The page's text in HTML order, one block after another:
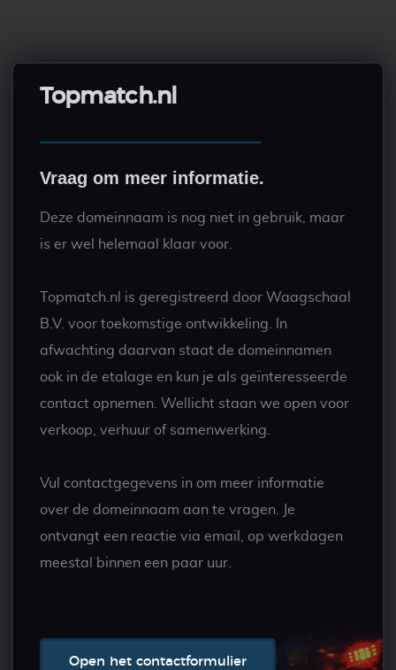
Topmatch.nl
Vraag om meer informatie.
Deze domeinnaam is nog niet in gebruik, maar
is er wel helemaal klaar voor.
Topmatch.nl is geregistreerd door Waagschaal
B.V. voor toekomstige ontwikkeling. In
afwachting daarvan staat de domeinnamen
ook in de etalage en kun je als geïnteresseerde
contact opnemen. Wellicht staan we open voor
verkoop, verhuur of samenwerking.
Vul contactgegevens in om meer informatie
over de domeinnaam aan te vragen. Je
ontvangt een reactie via email, op werkdagen
meestal binnen een paar uur.